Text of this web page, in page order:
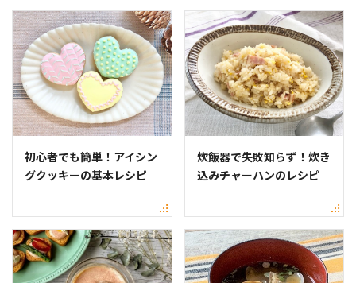
初心者でも簡単！アイシン
グクッキーの基本レシピ
炊飯器で失敗知らず！炊き
込みチャーハンのレシピ